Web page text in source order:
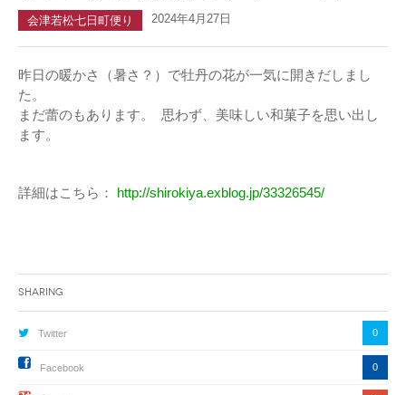
会津若松七日町便り 2024年4月27日
昨日の暖かさ（暑さ？）で牡丹の花が一気に開きだしまし
た。
まだ蕾のもあります。 思わず、美味しい和菓子を思い出し
ます。
詳細はこちら： http://shirokiya.exblog.jp/33326545/
Sharing
Twitter 0
Facebook 0